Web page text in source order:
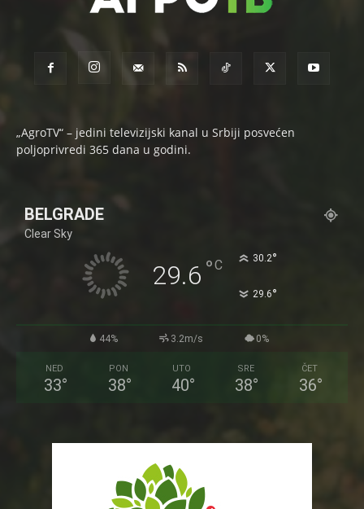
„AgroTV“ – jedini televizijski kanal u Srbiji posvećen
poljoprivredi 365 dana u godini.
BELGRADE
Clear Sky
29.6 °C 30.2°
29.6°
44% 3.2m/s 0%
NED
33°
PON
38°
UTO
40°
SRE
38°
ČET
36°